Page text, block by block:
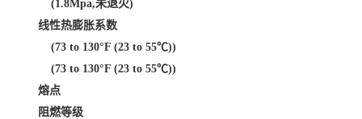
(1.8Mpa,未退火)
线性热膨胀系数
(73 to 130°F (23 to 55℃))
(73 to 130°F (23 to 55℃))
熔点
阻燃等级